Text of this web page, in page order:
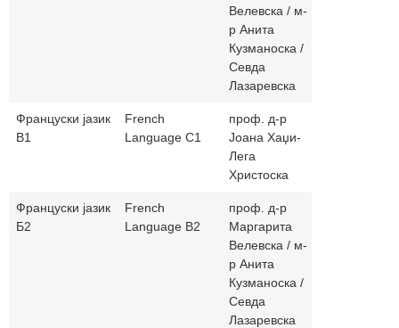
Велевска / м-
р Анита
Кузманоска /
Севда
Лазаревска
Француски јазик
В1
French
Language C1
проф. д-р
Јоана Хаџи-
Лега
Христоска
Француски јазик
Б2
French
Language B2
проф. д-р
Маргарита
Велевска / м-
р Анита
Кузманоска /
Севда
Лазаревска